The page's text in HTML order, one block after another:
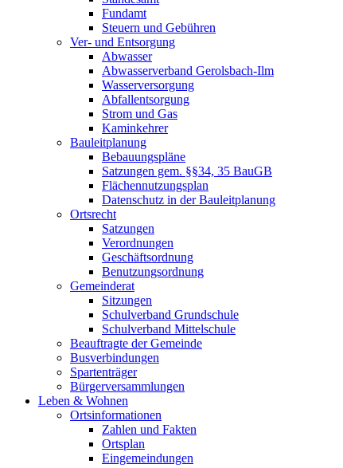
Fundamt
Steuern und Gebühren
Ver- und Entsorgung
Abwasser
Abwasserverband Gerolsbach-Ilm
Wasserversorgung
Abfallentsorgung
Strom und Gas
Kaminkehrer
Bauleitplanung
Bebauungspläne
Satzungen gem. §§34, 35 BauGB
Flächennutzungsplan
Datenschutz in der Bauleitplanung
Ortsrecht
Satzungen
Verordnungen
Geschäftsordnung
Benutzungsordnung
Gemeinderat
Sitzungen
Schulverband Grundschule
Schulverband Mittelschule
Beauftragte der Gemeinde
Busverbindungen
Spartenträger
Bürgerversammlungen
Leben & Wohnen
Ortsinformationen
Zahlen und Fakten
Ortsplan
Eingemeindungen